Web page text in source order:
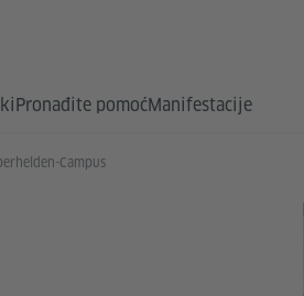
Pronađite pomoćManifestacije
Campus